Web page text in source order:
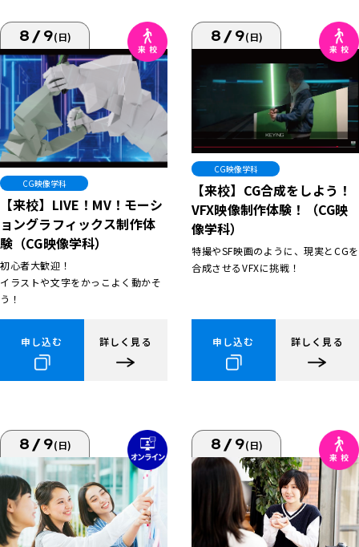
8/9(日)
CG映像学科
【来校】LIVE！MV！モーシ
ョングラフィックス制作体
験（CG映像学科）
初心者大歓迎！
イラストや文字をかっこよく動かそ
う！
申し込む 詳しく見る
8/9(日)
CG映像学科
【来校】CG合成をしよう！
VFX映像制作体験！（CG映
像学科）
特撮やSF映画のように、現実とCGを
合成させるVFXに挑戦！
申し込む 詳しく見る
8/9(日) 8/9(日)